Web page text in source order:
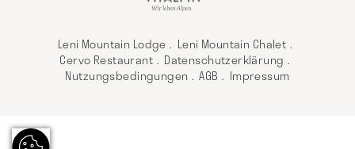
Leni Mountain Lodge
Leni Mountain Chalet
Cervo Restaurant
Datenschutzerklärung
Nutzungsbedingungen
AGB Impressum